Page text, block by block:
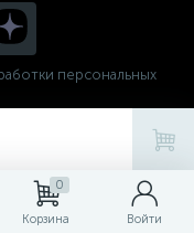
0
Корзина Войти
персональных